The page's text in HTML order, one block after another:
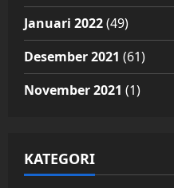
Januari 2022(49)
Desember 2021 (61)
November 2021 (1)
KATEGORI